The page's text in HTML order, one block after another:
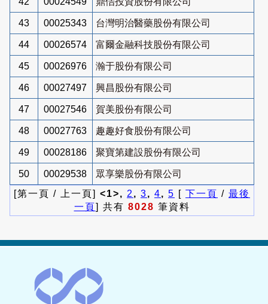
43 00025343 台灣明治醫藥股份有限公司
44 00026574 富爾金融科技股份有限公司
45 00026976 瀚于股份有限公司
46 00027497 興昌股份有限公司
47 00027546 賀美股份有限公司
48 00027763 趣趣好食股份有限公司
49 00028186 聚寶第建設股份有限公司
50 00029538
眾享樂股份有限公司
[第一頁 / 上一頁] <1>, 2 , 3, 4, 5 [ 下一頁 / 最後
一頁] 共有 8028 筆資料